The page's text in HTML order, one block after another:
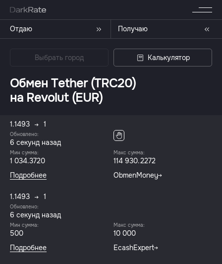
Отдаю Получаю
Выбрать город Калькулятор
Обмен Tether (TRC20)
на Revolut (EUR)
1.1493 1
Обновлено:
6 секунд назад
Мин сумма:
1 034.3720
Макс сумма:
114 930.2272
Подробнее
ObmenMoney
1.1493 1
Обновлено:
6 секунд назад
Мин сумма:
500
Макс сумма:
10 000
Подробнее
EcashExpert